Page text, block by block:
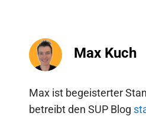
Max Kuch
Max ist begeisterter
betreibt den SUP Blog